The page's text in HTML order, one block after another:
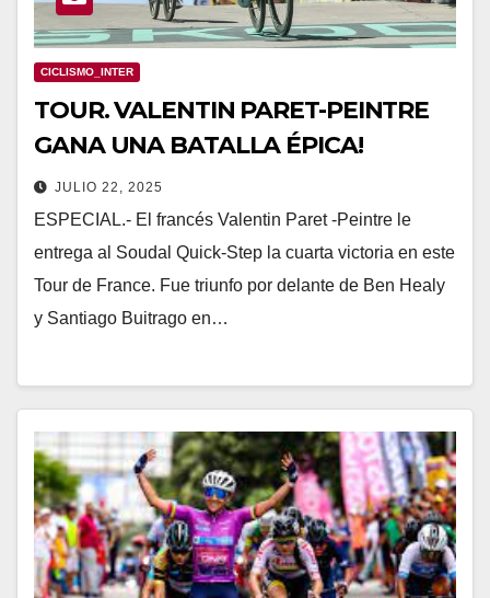
CICLISMO_INTER
TOUR. VALENTIN PARET-PEINTRE
GANA UNA BATALLA ÉPICA!
JULIO 22, 2025
ESPECIAL.- El francés Valentin Paret -Peintre le
entrega al Soudal Quick-Step la cuarta victoria en este
Tour de France. Fue triunfo por delante de Ben Healy
y Santiago Buitrago en…